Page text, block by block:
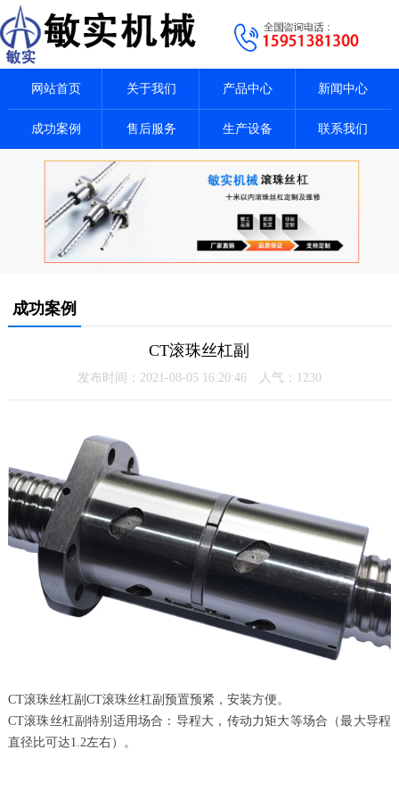
网站首页 关于我们 产品中心 新闻中心
成功案例 售后服务 生产设备 联系我们
成功案例
CT滚珠丝杠副
发布时间：2021-08-05 16:20:46 人气： 1230
CT滚珠丝杠副CT滚珠丝杠副预置预紧，安装方便。
CT滚珠丝杠副特别适用场合：导程大，传动力矩大等场合（最大导程
直径比可达1.2左右）。